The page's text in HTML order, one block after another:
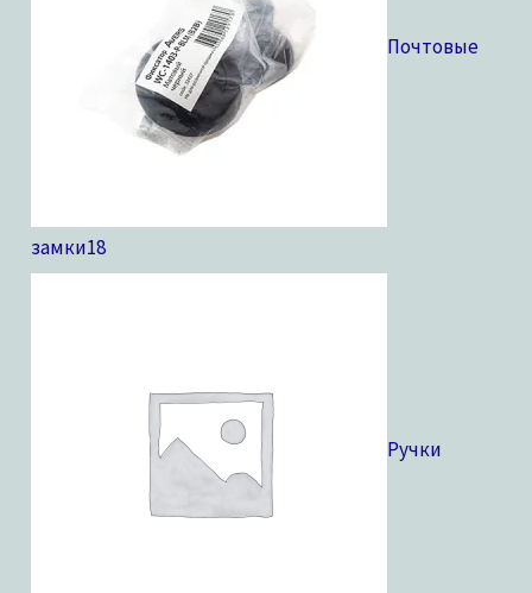
Почтовые
замки18
Ручки